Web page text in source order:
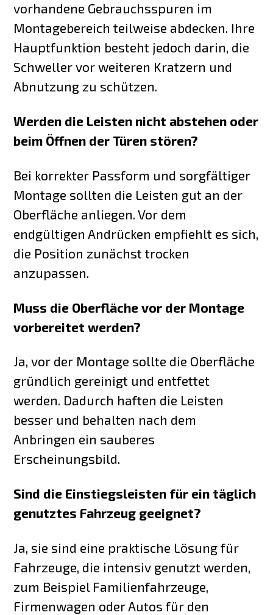
vorhandene Gebrauchsspuren im
Montagebereich teilweise abdecken. Ihre
Hauptfunktion besteht jedoch darin, die
Schweller vor weiteren Kratzern und
Abnutzung zu schützen.
Werden die Leisten nicht abstehen oder
beim Öffnen der Türen stören?
Bei korrekter Passform und sorgfältiger
Montage sollten die Leisten gut an der
Oberfläche anliegen. Vor dem
endgültigen Andrücken empfiehlt es sich,
die Position zunächst trocken
anzupassen.
Muss die Oberfläche vor der Montage
vorbereitet werden?
Ja, vor der Montage sollte die Oberfläche
gründlich gereinigt und entfettet
werden. Dadurch haften die Leisten
besser und behalten nach dem
Anbringen ein sauberes
Erscheinungsbild.
Sind die Einstiegsleisten für ein täglich
genutztes Fahrzeug geeignet?
Ja, sie sind eine praktische Lösung für
Fahrzeuge, die intensiv genutzt werden,
zum Beispiel Familienfahrzeuge,
Firmenwagen oder Autos für den